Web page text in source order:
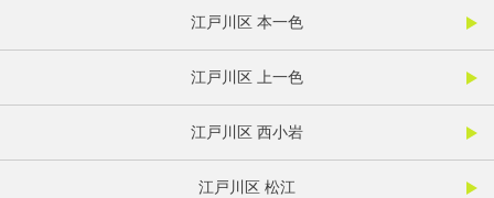
江戸川区 本一色
江戸川区 上一色
江戸川区 西小岩
江戸川区 松江